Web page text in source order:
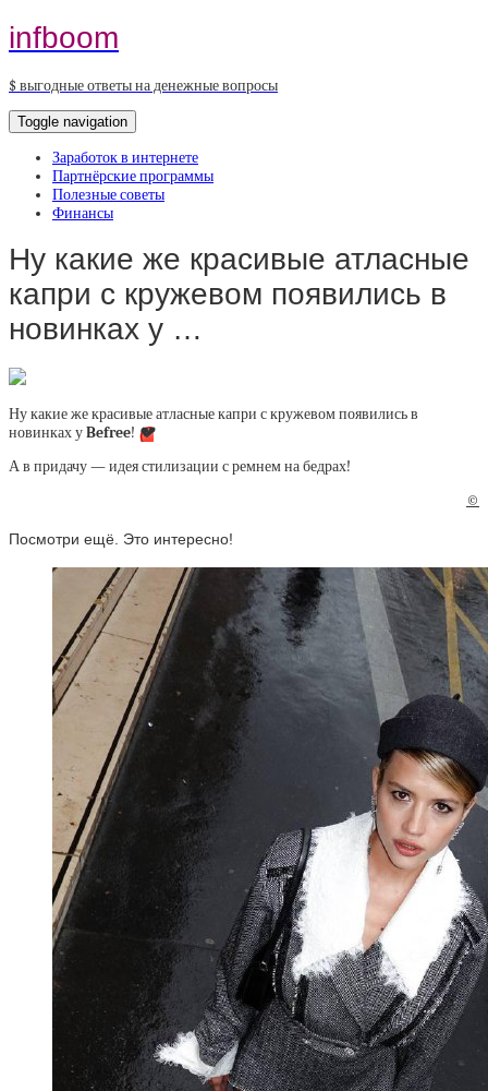
infboom
$ выгодные ответы на денежные вопросы
Toggle navigation
Заработок в интернете
Партнёрские программы
Полезные советы
Финансы
Ну какие же красивые атласные
капри с кружевом появились в
новинках у …
Ну какие же красивые атласные капри с кружевом появились в
новинках уBefree! 💔
А в придачу — идея стилизации с ремнем на бедрах!
©
Посмотри ещё. Это интересно!